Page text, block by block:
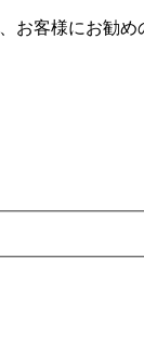
客様にお勧